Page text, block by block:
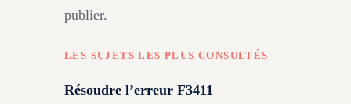
publier.
LES SUJETS LES PLUS CONSULTÉS
Résoudre l’erreur F3411